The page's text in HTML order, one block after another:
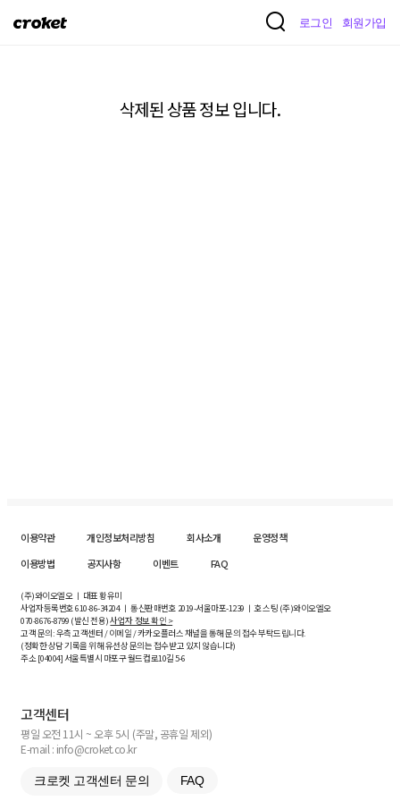
크
로그인 회원가입
삭제된 상품 정보 입니다.
이용약관 개인정보처리방침 회사소개
운영정책
이용방법
공지사항 이벤트 FAQ
(주)와이오엘오 ㅣ 대표 황유미
사업자등록번호610-86-34204ㅣ 통신판매번호 2019-서울마포-1239 ㅣ 호스팅 (주)와이오엘오
070-8676-8799 (발신 전용)사업자 정보 확인 >
고객 문의: 우측 고객센터 / 이메일 / 카카오플러스 채널을 통해 문의 접수 부탁드립니다.
(정확한 상담 기록을 위해 유선상 문의는 접수받고 있지 않습니다)
주소 [04004] 서울특별시 마포구 월드컵로10길5-6
고객센터
평일 오전 11시 ~ 오후 5시 (주말, 공휴일 제외)
E-mail : info@croket.co.kr
크로켓 고객센터 문의 FAQ